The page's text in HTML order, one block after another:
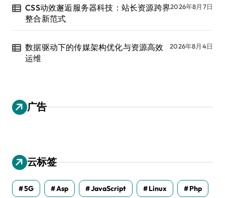
CSS动效邂逅服务器科技：站长资源跨界
整合新范式
2026年8月7日
数据驱动下的传媒架构优化与资源高效
运维
2026年8月4日
广告
云标签
5G Asp JavaScript Linux Php